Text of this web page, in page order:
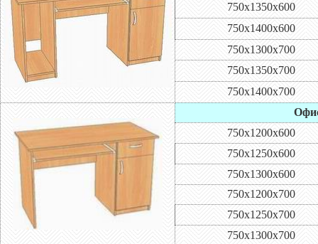
750х1350х600
750х1400х600
750х1300х700
750х1350х700
750х1400х700
750х1200х600
750х1250х600
750х1300х600
750х1200х700
750х1250х700
750х1300х700